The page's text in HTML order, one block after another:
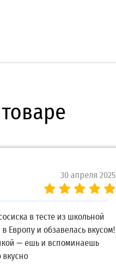
30 апреля 2025
в тесте из школьной
Европу и обзавелась вкусом!
— ешь и вспоминаешь
вкусно